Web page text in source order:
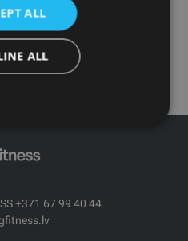
Esape и других брендов для
как во время
+371 67 99 40 44
ALL
ALL